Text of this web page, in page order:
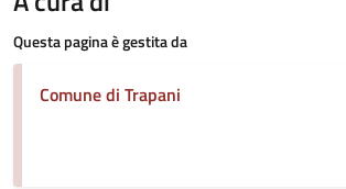
Questa pagina è gestita da
Comune di Trapani